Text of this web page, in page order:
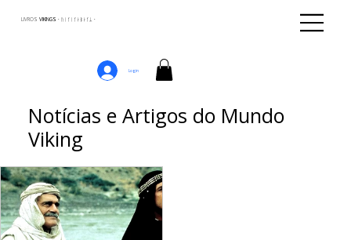
LIVROS VIKINGS · ᚢᛁᚴᛁᚴᛅᛒᛅᚴᛦ ·
Login
Notícias e Artigos do Mundo
Viking